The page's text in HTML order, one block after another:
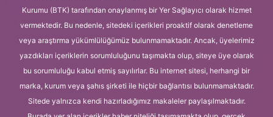
Kurumu (BTK) tarafından onaylanmış bir Yer Sağlayıcı olarak hizmet
vermektedir. Bu nedenle, sitedeki içerikleri proaktif olarak denetleme
veya araştırma yükümlülüğümüz bulunmamaktadır. Ancak, üyelerimiz
yazdıkları içeriklerin sorumluluğunu taşımakta olup, siteye üye olarak
bu sorumluluğu kabul etmiş sayılırlar. Bu internet sitesi, herhangi bir
marka, kurum veya şahıs şirketi ile hiçbir bağlantısı bulunmamaktadır.
Sitede yalnızca kendi hazırladığımız makaleler paylaşılmaktadır.